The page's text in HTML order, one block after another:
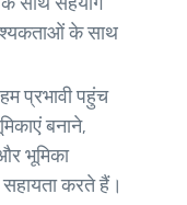
के साथ
हम प्रभावी पहुंच
बनाने,
भूमिका
करते हैं।